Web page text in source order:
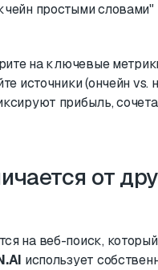
простыми
на ключевые
источники (ончейн vs.
прибыль,
от
на веб-поиск,
использует